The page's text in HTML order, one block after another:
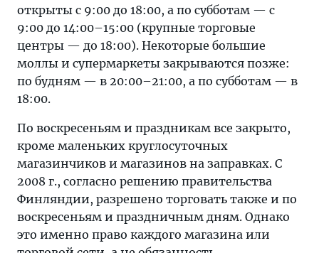
открыты с 9:00 до 18:00, а по субботам — с
9:00 до 14:00–15:00 (крупные торговые
центры — до 18:00). Некоторые большие
моллы и супермаркеты закрываются позже:
по будням — в 20:00–21:00, а по субботам — в
18:00.
По воскресеньям и праздникам все закрыто,
кроме маленьких круглосуточных
магазинчиков и магазинов на заправках. С
2008 г., согласно решению правительства
Финляндии, разрешено торговать также и по
воскресеньям и праздничным дням. Однако
это именно право каждого магазина или